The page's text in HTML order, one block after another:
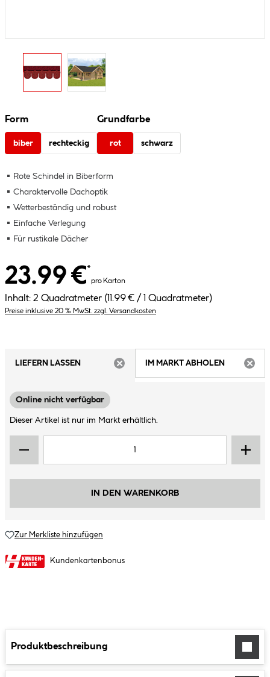
Form
biber rechteckig
Grundfarbe
rot schwarz
Rote Schindel in Biberform
Charaktervolle Dachoptik
Wetterbeständig und robust
Einfache Verlegung
Für rustikale Dächer
23.99 €*
pro Karton
Inhalt: 2 Quadratmeter (11.99 € / 1 Quadratmeter)
Preise inklusive 20 % MwSt. zzgl. Versandkosten
LIEFERN LASSEN
IM MARKT ABHOLEN
Online nicht verfügbar
Dieser Artikel ist nur im Markt erhältlich.
IN DEN WARENKORB
Zur Merkliste hinzufügen
Kundenkartenbonus
Produktbeschreibung